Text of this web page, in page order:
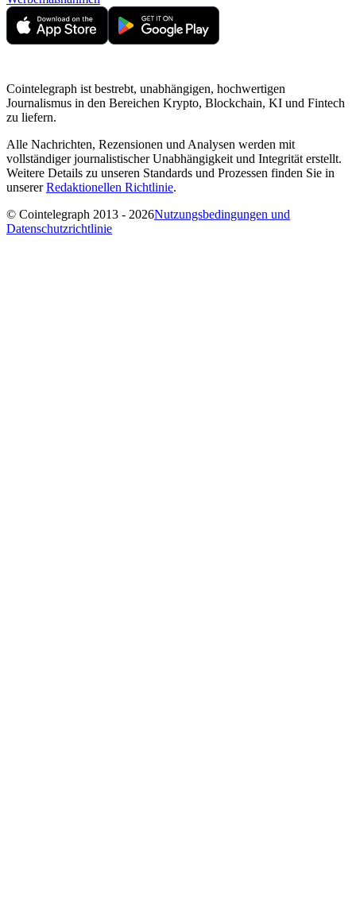
Cointelegraph ist bestrebt, unabhängigen, hochwertigen
Journalismus in den Bereichen Krypto, Blockchain, KI und Fintech
zu liefern.
Alle Nachrichten, Rezensionen und Analysen werden mit
vollständiger journalistischer Unabhängigkeit und Integrität erstellt.
Weitere Details zu unseren Standards und Prozessen finden Sie in
unsererRedaktionellen Richtlinie.
© Cointelegraph 2013 - 2026Nutzungsbedingungen und
Datenschutzrichtlinie